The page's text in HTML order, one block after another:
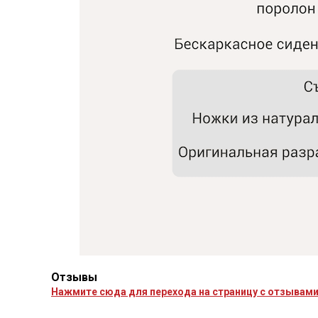
Отзывы
Нажмите сюда для перехода на страницу с отзывами